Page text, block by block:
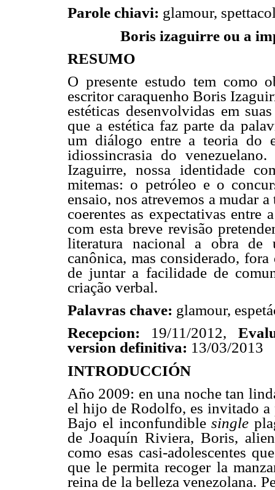
Parole chiavi: glamour,
Boris izaguirre ou a
RESUMO
O presente estudo tem como
escritor caraquenho Boris
estéticas desenvolvidas em
que a estética faz parte da
um diálogo entre a teoria do
idiossincrasia do
Izaguirre, nossa identidade
mitemas: o petróleo e o
ensaio, nos atrevemos a mudar
coerentes as expectativas
com esta breve revisão
literatura nacional a obra de
canônica, mas considerado,
de juntar a facilidade de
criação verbal.
Palavras chave: glamour,
Recepcion: 19/11/2012,
version definitiva: 13/03/2013
INTRODUCCIÓN
Año 2009: en una noche tan
el hijo de Rodolfo, es invitado a
Bajo el inconfundiblesingle
de Joaquín Riviera, Boris,
como esas casi-adolescentes
que le permita recoger la
reina de la belleza venezolana.